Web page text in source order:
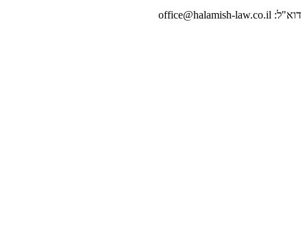
דוא"ל: office@halamish-law.co.il